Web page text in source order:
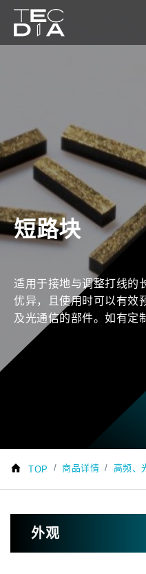
短路块
适用于接地与调整打线的
优异，且使用时可以有效
及光通信的部件。如有定
TOP 商品详情 高频、
外观